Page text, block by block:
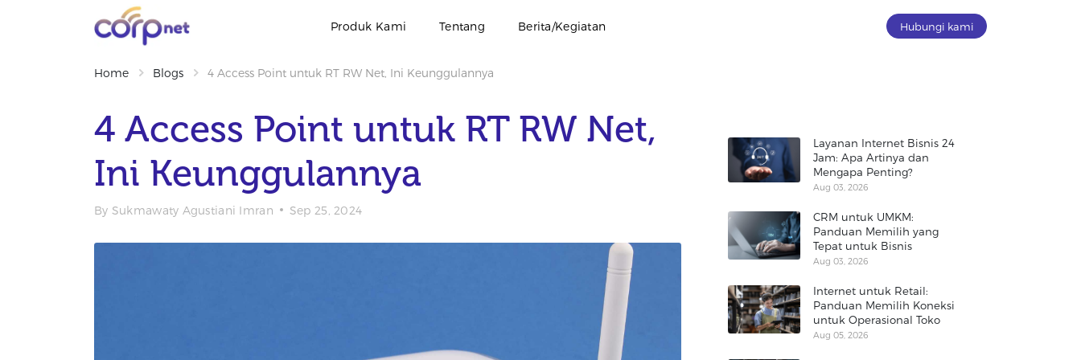
Produk Kami Tentang Berita/Kegiatan Hubungi kami
Home Blogs 4 Access Point untuk RT RW Net, Ini Keunggulannya
4 Access Point untuk RT RW Net,
Ini Keunggulannya
By Sukmawaty Agustiani Imran Sep 25, 2024
Layanan Internet Bisnis 24
Jam: Apa Artinya dan
Mengapa Penting?
Aug 03, 2026
CRM untuk UMKM:
Panduan Memilih yang
Tepat untuk Bisnis
Aug 03, 2026
Internet untuk Retail:
Panduan Memilih Koneksi
untuk Operasional Toko
Aug 05, 2026